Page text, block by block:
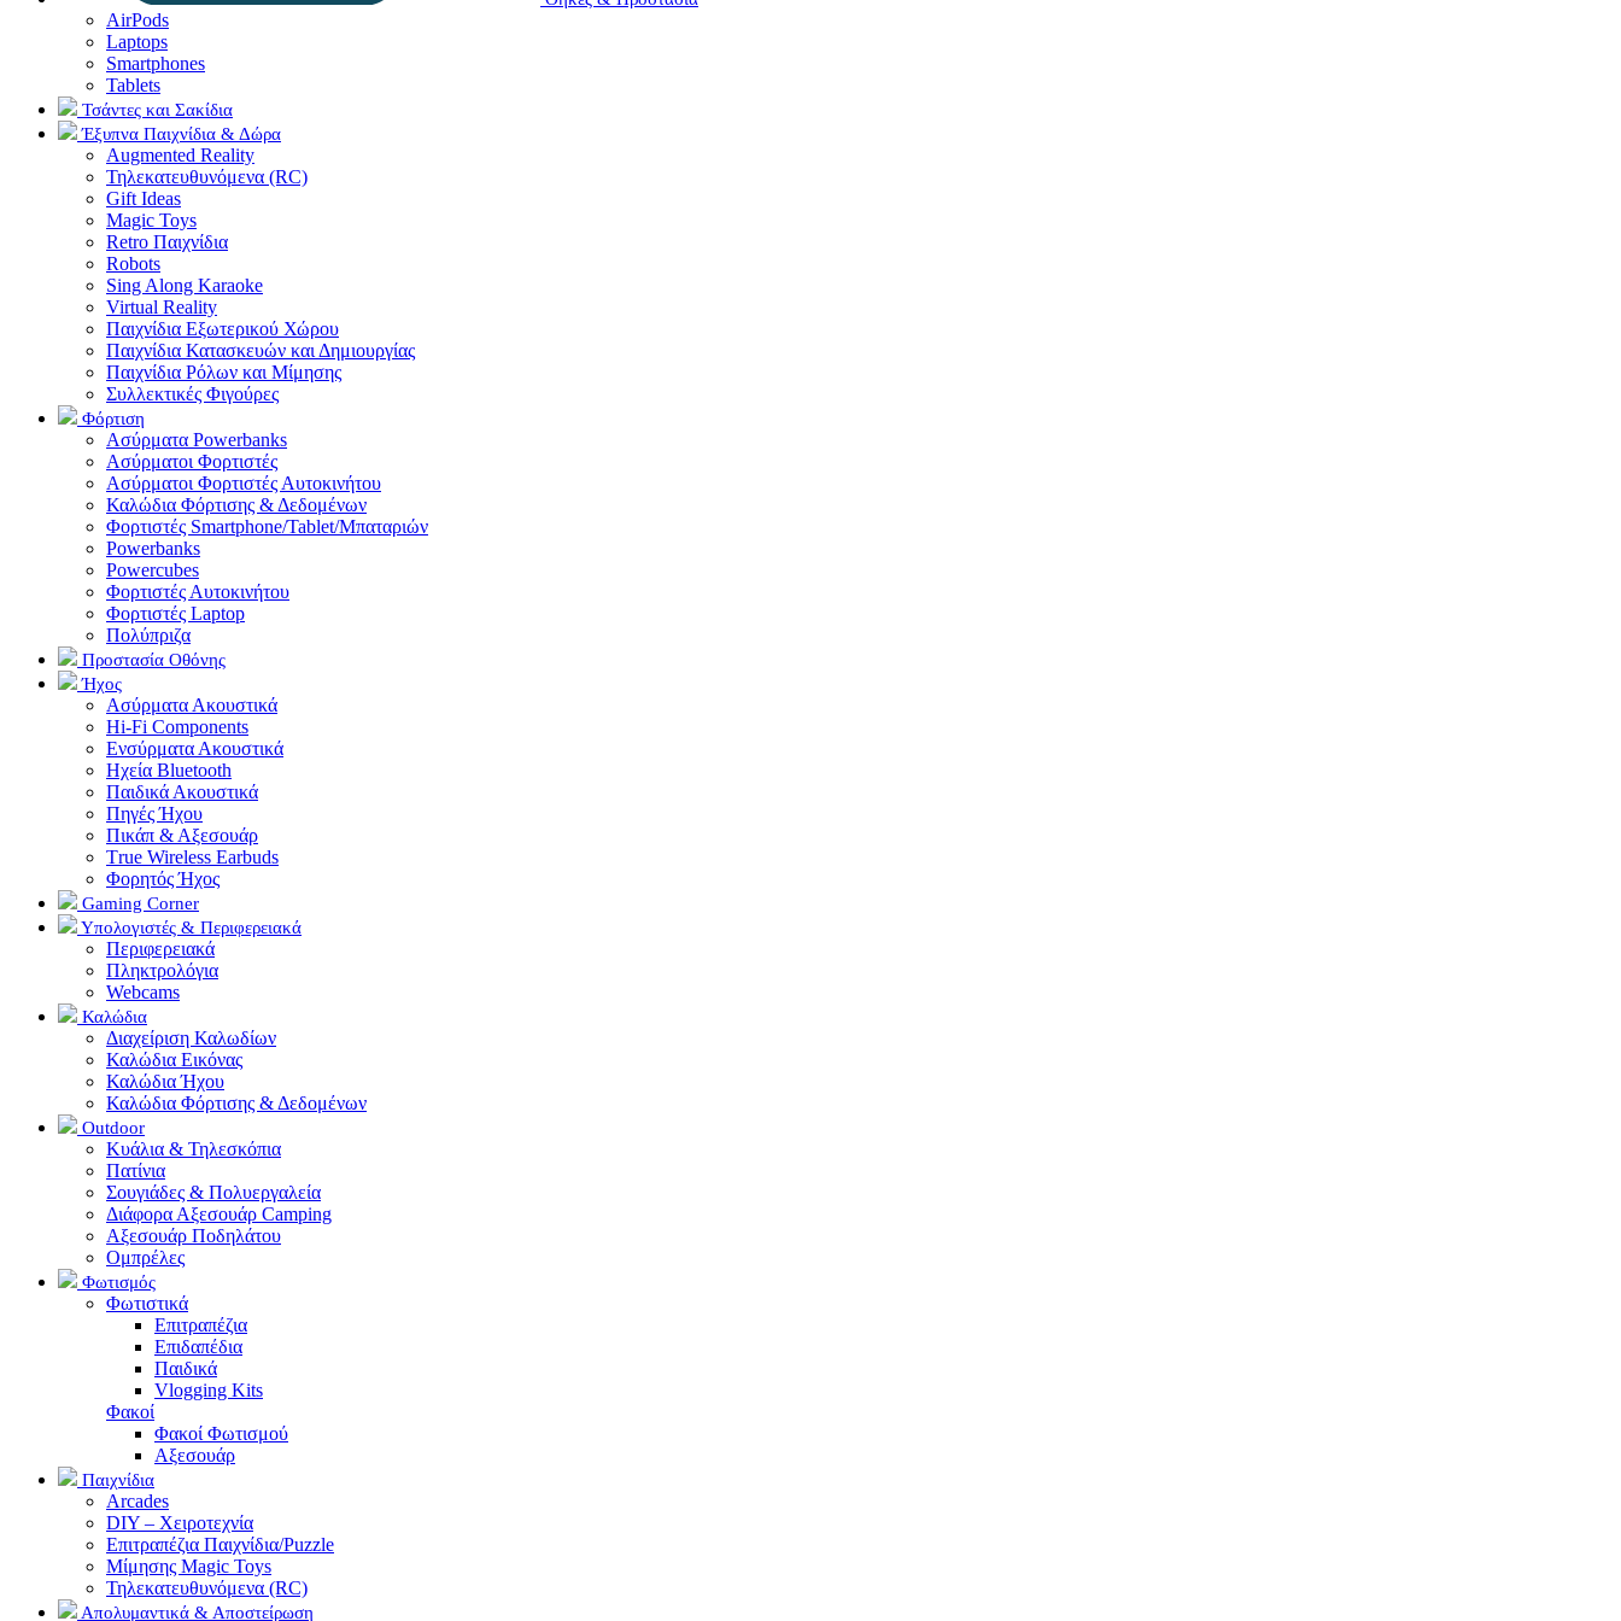
AirPods
Laptops
Smartphones
Tablets
Τσάντες και Σακίδια
Έξυπνα Παιχνίδια & Δώρα
Augmented Reality
Τηλεκατευθυνόμενα (RC)
Gift Ideas
Magic Toys
Retro Παιχνίδια
Robots
Sing Along Karaoke
Virtual Reality
Παιχνίδια Εξωτερικού Χώρου
Παιχνίδια Κατασκευών και Δημιουργίας
Παιχνίδια Ρόλων και Μίμησης
Συλλεκτικές Φιγούρες
Φόρτιση
Ασύρματα Powerbanks
Aσύρματοι Φορτιστές
Ασύρματοι Φορτιστές Αυτοκινήτου
Καλώδια Φόρτισης & Δεδομένων
Φορτιστές Smartphone/Tablet/Μπαταριών
Powerbanks
Powercubes
Φορτιστές Αυτοκινήτου
Φορτιστές Laptop
Πολύπριζα
Προστασία Οθόνης
Ήχος
Ασύρματα Ακουστικά
Hi-Fi Components
Ενσύρματα Ακουστικά
Ηχεία Bluetooth
Παιδικά Ακουστικά
Πηγές Ήχου
Πικάπ & Αξεσουάρ
Τrue Wireless Earbuds
Φορητός Ήχος
Gaming Corner
Υπολογιστές & Περιφερειακά
Περιφερειακά
Πληκτρολόγια
Webcams
Καλώδια
Διαχείριση Καλωδίων
Καλώδια Εικόνας
Καλώδια Ήχου
Καλώδια Φόρτισης & Δεδομένων
Outdoor
Κυάλια & Τηλεσκόπια
Πατίνια
Σουγιάδες & Πολυεργαλεία
Διάφορα Αξεσουάρ Camping
Αξεσουάρ Ποδηλάτου
Ομπρέλες
Φωτισμός
Φωτιστικά
Επιτραπέζια
Επιδαπέδια
Παιδικά
Vlogging Kits
Φακοί
Φακοί Φωτισμού
Αξεσουάρ
Παιχνίδια
Arcades
DIY – Χειροτεχνία
Επιτραπέζια Παιχνίδια/Puzzle
Μίμησης Magic Toys
Τηλεκατευθυνόμενα (RC)
Απολυμαντικά & Αποστείρωση